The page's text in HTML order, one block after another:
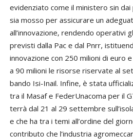
evidenziato come il ministero sin
sia mosso per assicurare un
all’innovazione, rendendo operativi
previsti dalla Pac e dal Pnrr,
innovazione con 250 milioni di euro
a 90 milioni le risorse riservate al
bando Isi-Inail. Infine, è stata
tra il Masaf e FederUnacoma per il
terrà dal 21 al 29 settembre
e che ha tra i temi all’ordine del
contributo che l’industria